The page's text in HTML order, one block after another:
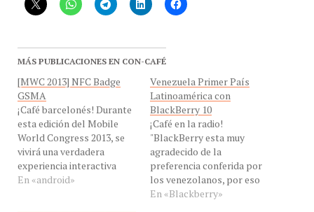
MÁS PUBLICACIONES EN CON-CAFÉ
[MWC 2013] NFC Badge
GSMA
¡Café barcelonés! Durante
esta edición del Mobile
World Congress 2013, se
vivirá una verdadera
experiencia interactiva
para los expositores,
En «android»
Venezuela Primer País
Latinoamérica con
BlackBerry 10
¡Café en la radio!
"BlackBerry esta muy
agradecido de la
preferencia conferida por
los venezolanos, por eso
entre al 13 al 15 de marzo,
En «Blackberry»